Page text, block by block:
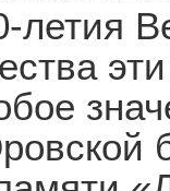
летия